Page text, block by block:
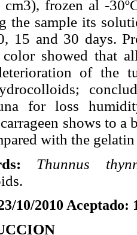
cm3), frozen al -
the sample its
15 and 30 days.
showed that
of the
for loss
shows to a
with the
Thunnus
10/2010 Aceptado: